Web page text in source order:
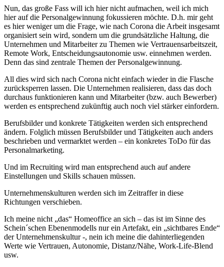
Nun, das große Fass will ich hier nicht aufmachen, weil ich mich
hier auf die Personalgewinnung fokussieren möchte. D.h. mir geht
es hier weniger um die Frage, wie nach Corona die Arbeit insgesamt
organisiert sein wird, sondern um die grundsätzliche Haltung, die
Unternehmen und Mitarbeiter zu Themen wie Vertrauensarbeitszeit,
Remote Work, Entscheidungsautonomie usw. einnehmen werden.
Denn das sind zentrale Themen der Personalgewinnung.
All dies wird sich nach Corona nicht einfach wieder in die Flasche
zurücksperren lassen. Die Unternehmen realisieren, dass das doch
durchaus funktionieren kann und Mitarbeiter (bzw. auch Bewerber)
werden es entsprechend zukünftig auch noch viel stärker einfordern.
Berufsbilder und konkrete Tätigkeiten werden sich entsprechend
ändern. Folglich müssen Berufsbilder und Tätigkeiten auch anders
beschrieben und vermarktet werden – ein konkretes ToDo für das
Personalmarketing.
Und im Recruiting wird man entsprechend auch auf andere
Einstellungen und Skills schauen müssen.
Unternehmenskulturen werden sich im Zeitraffer in diese
Richtungen verschieben.
Ich meine nicht „das“ Homeoffice an sich – das ist im Sinne des
Schein´schen Ebenenmodells nur ein Artefakt, ein „sichtbares Ende“
der Unternehmenskultur -, nein ich meine die dahinterliegenden
Werte wie Vertrauen, Autonomie, Distanz/Nähe, Work-Life-Blend
usw.